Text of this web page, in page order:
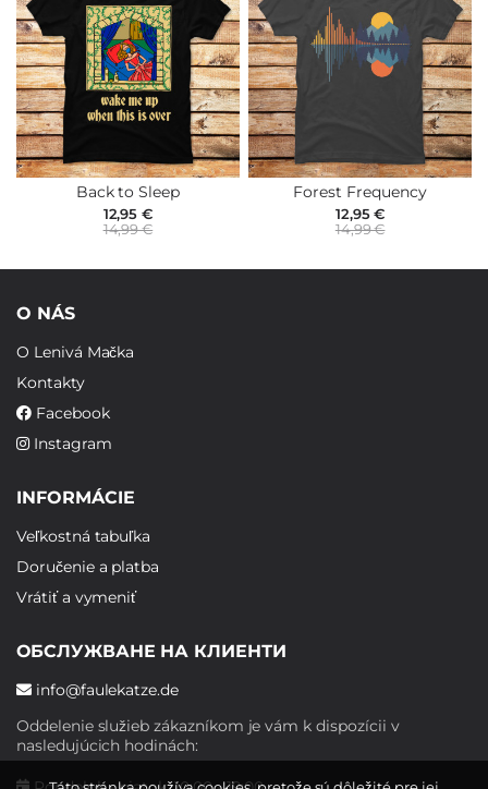
Back to Sleep
12,95 €
14,99 €
Forest Frequency
12,95 €
14,99 €
O NÁS
O Lenivá Mačka
Kontakty
Facebook
Instagram
INFORMÁCIE
Veľkostná tabuľka
Doručenie a platba
Vrátiť a vymeniť
ОБСЛУЖВАНЕ НА КЛИЕНТИ
info@faulekatze.de
Oddelenie služieb zákazníkom je vám k dispozícii v
nasledujúcich hodinách: